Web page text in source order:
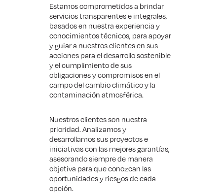
Estamos comprometidos a brindar
servicios transparentes e integrales,
basados en nuestra experiencia y
conocimientos técnicos, para apoyar
y guiar a nuestros clientes en sus
acciones para el desarrollo sostenible
y el cumplimiento de sus
obligaciones y compromisos en el
campo del cambio climático y la
contaminación atmosférica.
Nuestros clientes son nuestra
prioridad. Analizamos y
desarrollamos sus proyectos e
iniciativas con las mejores garantías,
asesorando siempre de manera
objetiva para que conozcan las
oportunidades y riesgos de cada
opción.